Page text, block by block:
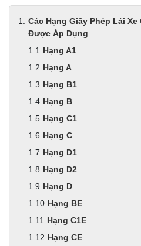
Các Hạng Giấy Phép Lái
Được Áp Dụng
Hạng A1
Hạng A
Hạng B1
Hạng B
Hạng C1
Hạng C
Hạng D1
Hạng D2
Hạng D
Hạng BE
Hạng C1E
Hạng CE